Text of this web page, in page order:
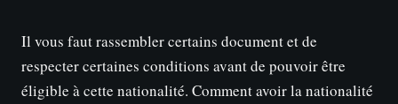
Il vous faut rassembler certains document et de
respecter certaines conditions avant de pouvoir être
éligible à cette nationalité. Comment avoir la nationalité